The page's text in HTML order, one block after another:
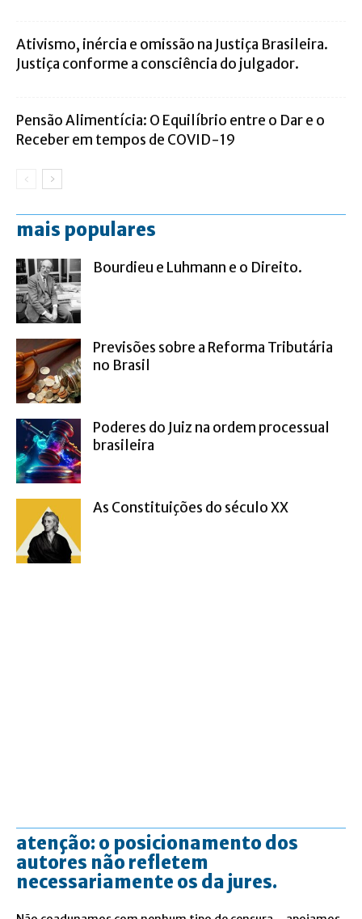
Ativismo, inércia e omissão na Justiça Brasileira.
Justiça conforme a consciência do julgador.
Pensão Alimentícia: O Equilíbrio entre o Dar e o
Receber em tempos de COVID-19
mais populares
Bourdieu e Luhmann e o Direito.
Previsões sobre a Reforma Tributária
no Brasil
Poderes do Juiz na ordem processual
brasileira
As Constituições do século XX
atenção: o posicionamento dos
autores não refletem
necessariamente os da jures.